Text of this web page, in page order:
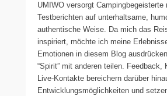
UMIWO versorgt Campingbegeisterte
Testberichten auf unterhaltsame,
authentische Weise. Da mich das
inspiriert, möchte ich meine
Emotionen in diesem Blog
“Spirit” mit anderen teilen. Feedback,
Live-Kontakte bereichern darüber
Entwicklungsmöglichkeiten und